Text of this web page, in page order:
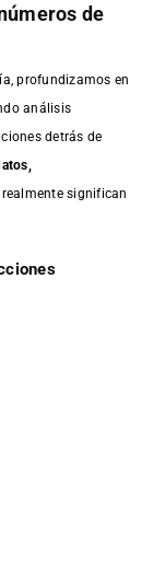
de
profundizamos en
análisis
detrás de
significan